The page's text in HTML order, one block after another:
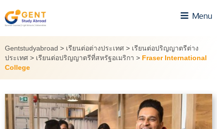
to
content
Menu
Gentstudyabroad > เรียนต่อต่างประเทศ > เรียนต่อปริญญาตรีต่าง
ประเทศ > เรียนต่อปริญญาตรีที่สหรัฐอเมริกา > Fraser International
College